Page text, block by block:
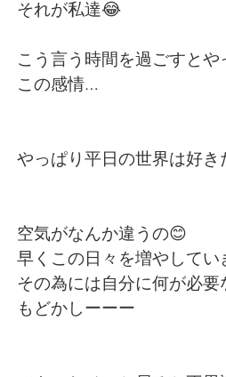
Русский
Türkçe Tiếng
それが私達😂
こう言う時間を過ごすと
この感情…
やっぱり平日の世界は好き
空気がなんか違うの😊
早くこの日々を増やしてい
その為には自分に何が必要
もどかしーーー